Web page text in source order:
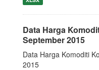
Data Harga
September 2015
Data Harga Komoditi
2015